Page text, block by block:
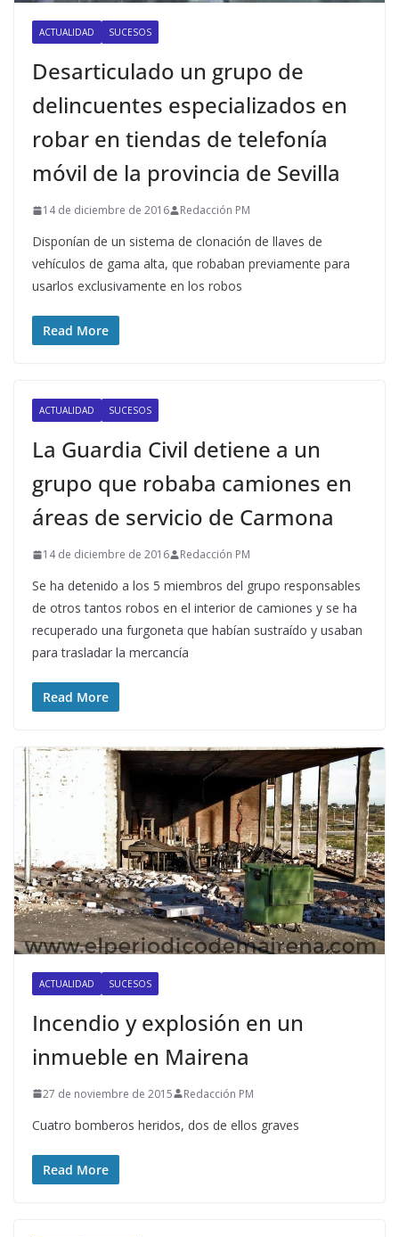
ACTUALIDAD SUCESOS
Desarticulado un grupo de
delincuentes especializados en
robar en tiendas de telefonía
móvil de la provincia de Sevilla
14 de diciembre de 2016 Redacción PM
Disponían de un sistema de clonación de llaves de
vehículos de gama alta, que robaban previamente para
usarlos exclusivamente en los robos
Read More
ACTUALIDAD SUCESOS
La Guardia Civil detiene a un
grupo que robaba camiones en
áreas de servicio de Carmona
14 de diciembre de 2016 Redacción PM
Se ha detenido a los 5 miembros del grupo responsables
de otros tantos robos en el interior de camiones y se ha
recuperado una furgoneta que habían sustraído y usaban
para trasladar la mercancía
Read More
ACTUALIDAD SUCESOS
Incendio y explosión en un
inmueble en Mairena
27 de noviembre de 2015 Redacción PM
Cuatro bomberos heridos, dos de ellos graves
Read More